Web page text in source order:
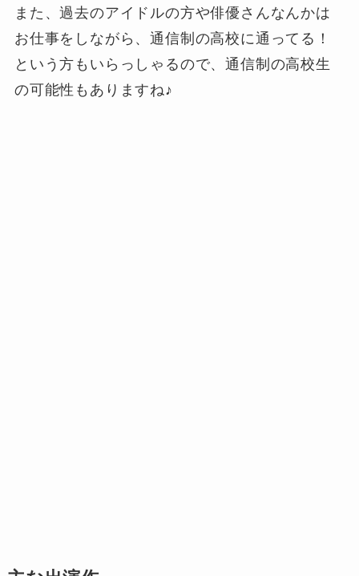
また、過去のアイドルの方や俳優さんなんかは
お仕事をしながら、通信制の高校に通ってる！
という方もいらっしゃるので、通信制の高校生
の可能性もありますね♪